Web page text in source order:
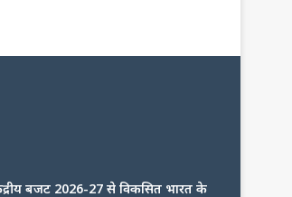
बजट 2026-27 से विकसित भारत के